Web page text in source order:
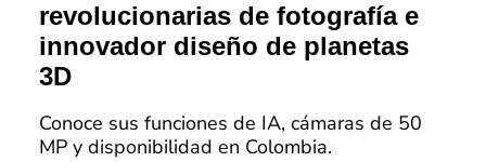
revolucionarias de fotografía e
innovador diseño de planetas
3D
Conoce sus funciones de IA, cámaras de 50
MP y disponibilidad en Colombia.